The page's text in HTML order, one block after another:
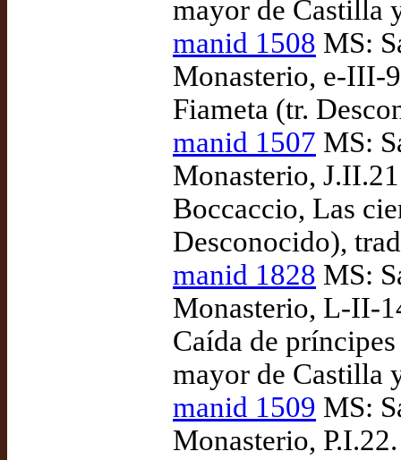
mayor de Castilla
manid 1508 MS:
Monasterio, e-III-
Fiameta (tr.
manid 1507 MS:
Monasterio,
Boccaccio, Las
Desconocido),
manid 1828 MS:
Monasterio, L-II-
Caída de
mayor de Castilla
manid 1509 MS:
Monasterio,